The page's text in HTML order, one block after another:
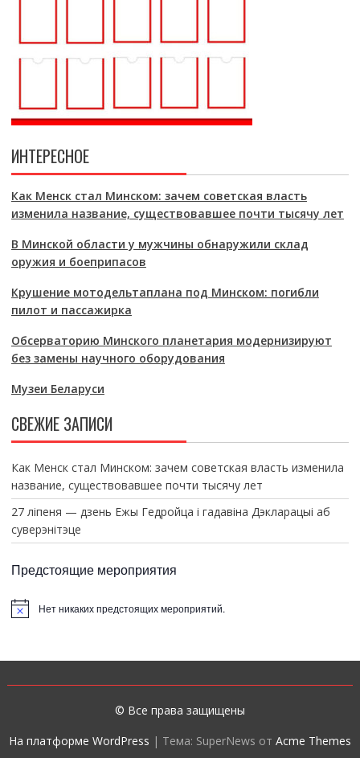
ИНТЕРЕСНОЕ
Как Менск стал Минском: зачем советская власть
изменила название, существовавшее почти тысячу лет
В Минской области у мужчины обнаружили склад
оружия и боеприпасов
Крушение мотодельтаплана под Минском: погибли
пилот и пассажирка
Обсерваторию Минского планетария модернизируют
без замены научного оборудования
Музеи Беларуси
СВЕЖИЕ ЗАПИСИ
Как Менск стал Минском: зачем советская власть изменила
название, существовавшее почти тысячу лет
27 ліпеня — дзень Ежы Гедройца і гадавіна Дэкларацыі аб
суверэнітэце
Предстоящие мероприятия
т
а
Нет никаких предстоящих мероприятий.
© Все права защищены
На платформе WordPress | Тема: SuperNews от Acme Themes